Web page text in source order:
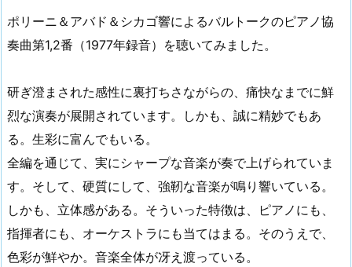
ポリーニ＆アバド＆シカゴ響によるバルトークのピアノ協
奏曲第1,2番（1977年録音）を聴いてみました。
研ぎ澄まされた感性に裏打ちさながらの、痛快なまでに鮮
烈な演奏が展開されています。しかも、誠に精妙でもあ
る。生彩に富んでもいる。
全編を通じて、実にシャープな音楽が奏で上げられていま
す。そして、硬質にして、強靭な音楽が鳴り響いている。
しかも、立体感がある。そういった特徴は、ピアノにも、
指揮者にも、オーケストラにも当てはまる。そのうえで、
色彩が鮮やか。音楽全体が冴え渡っている。